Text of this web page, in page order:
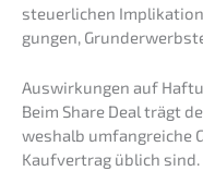
steuer­li­chen
gun­gen,
Auswir­kun­gen auf
Beim Share Deal trägt
weshalb umfang­rei­che
Kaufver­trag üblich sind.